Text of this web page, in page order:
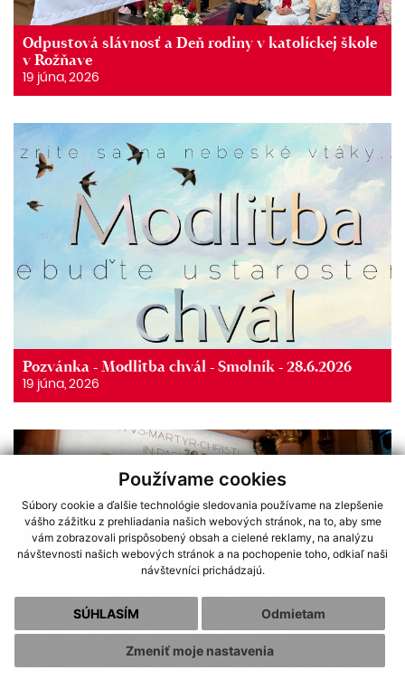
Používame cookies
Súbory cookie a ďalšie technológie sledovania používame na zlepšenie
vášho zážitku z prehliadania našich webových stránok, na to, aby sme
vám zobrazovali prispôsobený obsah a cielené reklamy, na analýzu
návštevnosti našich webových stránok a na pochopenie toho, odkiaľ naši
návštevníci prichádzajú.
SÚHLASÍM Odmietam
Zmeniť moje nastavenia
Odpustová slávnosť a Deň rodiny v katolíckej škole
v Rožňave
19 júna, 2026
Pozvánka - Modlitba chvál - Smolník - 28.6.2026
19 júna, 2026
16. júna sa v Rožňavskej diecéze slávila liturgická